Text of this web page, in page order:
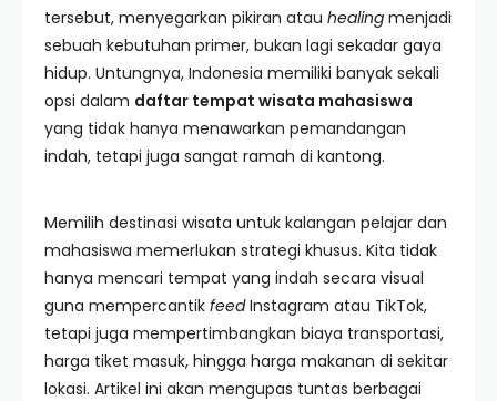
tersebut, menyegarkan pikiran atau healing menjadi
sebuah kebutuhan primer, bukan lagi sekadar gaya
hidup. Untungnya, Indonesia memiliki banyak sekali
opsi dalam daftar tempat wisata mahasiswa
yang tidak hanya menawarkan pemandangan
indah, tetapi juga sangat ramah di kantong.
Memilih destinasi wisata untuk kalangan pelajar dan
mahasiswa memerlukan strategi khusus. Kita tidak
hanya mencari tempat yang indah secara visual
guna mempercantik feedInstagram atau TikTok,
tetapi juga mempertimbangkan biaya transportasi,
harga tiket masuk, hingga harga makanan di sekitar
lokasi. Artikel ini akan mengupas tuntas berbagai